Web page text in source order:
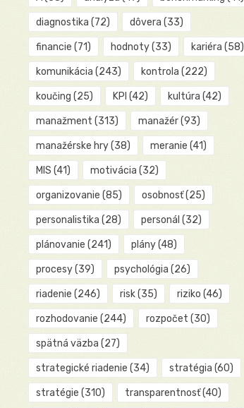
diagnostika (72) dôvera (33)
financie (71) hodnoty(33) kariéra (58)
komunikácia (243) kontrola (222)
koučing (25) KPI (42) kultúra (42)
manažment (313) manažér(93)
manažérske hry(38) meranie (41)
MIS (41) motivácia (32)
organizovanie (85) osobnosť(25)
personalistika (28) personál (32)
plánovanie (241) plány(48)
procesy(39) psychológia (26)
riadenie (246) risk(35) riziko (46)
rozhodovanie (244) rozpočet (30)
spätná väzba (27)
strategické riadenie (34) stratégia (60)
stratégie (310) transparentnosť(40)